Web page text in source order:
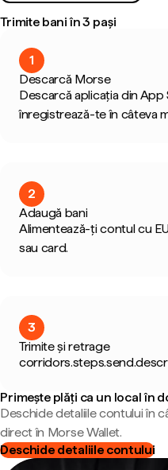
Trimite bani în 3 pași
1
Descarcă Morse
Descarcă aplicația din
înregistrează-te în câteva
2
Adaugă bani
Alimentează-ți contul cu
sau card.
3
Trimite și retrage
Primește plăți ca un local în
Deschide detaliile contului în
direct în Morse Wallet.
Deschide detaliile contului